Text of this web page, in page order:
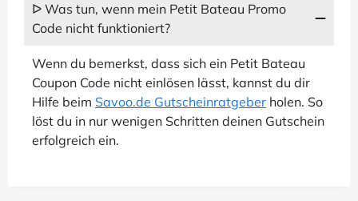
ᐅ Was tun, wenn mein Petit Bateau Promo
Code nicht funktioniert?
Wenn du bemerkst, dass sich ein Petit Bateau
Coupon Code nicht einlösen lässt, kannst du dir
Hilfe beim Savoo.de Gutscheinratgeber holen. So
löst du in nur wenigen Schritten deinen Gutschein
erfolgreich ein.